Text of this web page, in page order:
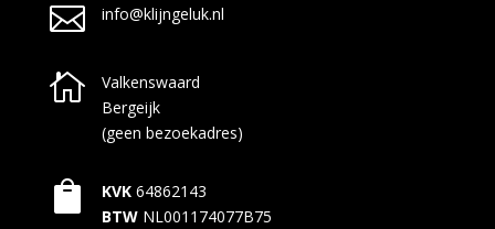
 info@klijngeluk.nl

Valkenswaard
Bergeijk
(geen bezoekadres)
 KVK 64862143
BTW NL001174077B75